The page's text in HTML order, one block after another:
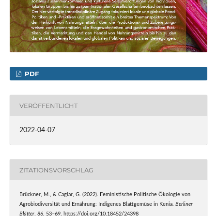
PDF
VERÖFFENTLICHT
2022-04-07
ZITATIONSVORSCHLAG
Brückner, M., & Caglar, G. (2022). Feministische Politische Ökologie von
Agrobiodiversität und Ernährung: Indigenes Blattgemüse in Kenia. Berliner
Blätter, 86, 53–69. https://doi.org/10.18452/24398